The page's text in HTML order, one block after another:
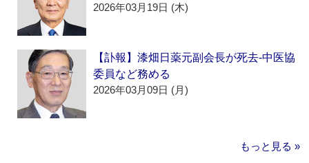
2026年03月19日 (木)
【訃報】漆畑日薬元副会長が死去‐中医協
委員など務める
2026年03月09日 (月)
もっと見る »